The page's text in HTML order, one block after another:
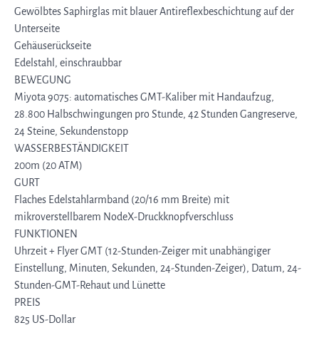
Gewölbtes Saphirglas mit blauer Antireflexbeschichtung auf der
Unterseite
Gehäuserückseite
Edelstahl, einschraubbar
BEWEGUNG
Miyota 9075: automatisches GMT-Kaliber mit Handaufzug,
28.800 Halbschwingungen pro Stunde, 42 Stunden Gangreserve,
24 Steine, Sekundenstopp
WASSERBESTÄNDIGKEIT
200m (20 ATM)
GURT
Flaches Edelstahlarmband (20/16 mm Breite) mit
mikroverstellbarem NodeX-Druckknopfverschluss
FUNKTIONEN
Uhrzeit + Flyer GMT (12-Stunden-Zeiger mit unabhängiger
Einstellung, Minuten, Sekunden, 24-Stunden-Zeiger), Datum, 24-
Stunden-GMT-Rehaut und Lünette
PREIS
825 US-Dollar